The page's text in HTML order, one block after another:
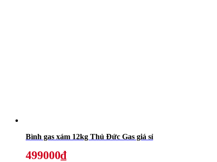
Bình gas xám 12kg Thủ Đức Gas giá sỉ
499000₫